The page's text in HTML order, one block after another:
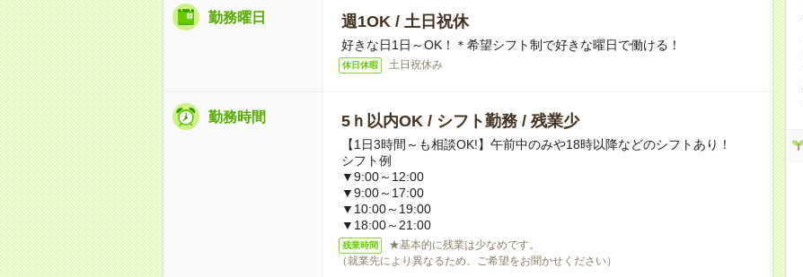
勤務曜日 週1OK / 土日祝休
好きな日1日～OK！＊希望シフト制で好きな曜日で働ける！
休日休暇 土日祝休み
勤務時間 5ｈ以内OK / シフト勤務 / 残業少
【1日3時間～も相談OK!】午前中のみや18時以降などのシフトあり！
シフト例
▼9:00～12:00
▼9:00～17:00
▼10:00～19:00
▼18:00～21:00
残業時間
★基本的に残業は少なめです。
（就業先により異なるため、ご希望をお聞かせください）